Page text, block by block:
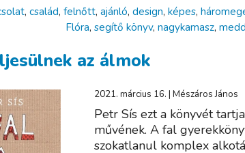
,család,felnőtt,ajánló,design,képes,
Flóra,segítő könyv,nagykamasz,
az álmok
2021. március 16. | Mészáros János
Petr Sís ezt a könyvét
művének. A fal
szokatlanul komplex